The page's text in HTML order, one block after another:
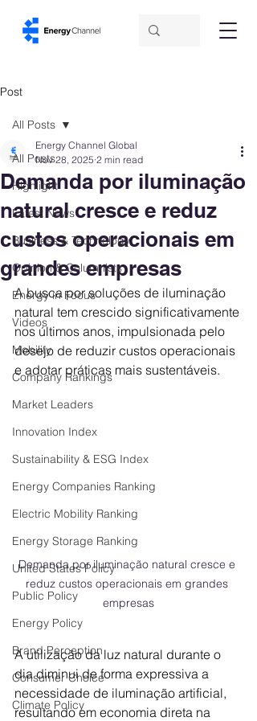
Post
All Posts
Highlight
Latest News
Business & Technology
Opinion & Columnists
Energy in Focus
Videos
Mobility
Company Rankings
Market Leaders
Innovation Index
Sustainability & ESG Index
Energy Companies Ranking
Electric Mobility Ranking
Energy Storage Ranking
United States Policy
Public Policy
Energy Policy
Brand Perception
Consumer Choice
Climate Policy
All Posts
Demanda por iluminação
natural cresce e reduz
custos operacionais em
grandes empresas
Energy Channel Global
Nov 28, 2025 2 min read
A busca por soluções de iluminação
natural tem crescido significativamente
nos últimos anos, impulsionada pelo
desejo de reduzir custos operacionais
e adotar práticas mais sustentáveis.
Demanda por iluminação natural cresce e
reduz custos operacionais em grandes
empresas
A utilização da luz natural durante o
dia diminui de forma expressiva a
necessidade de iluminação artificial,
resultando em economia direta na